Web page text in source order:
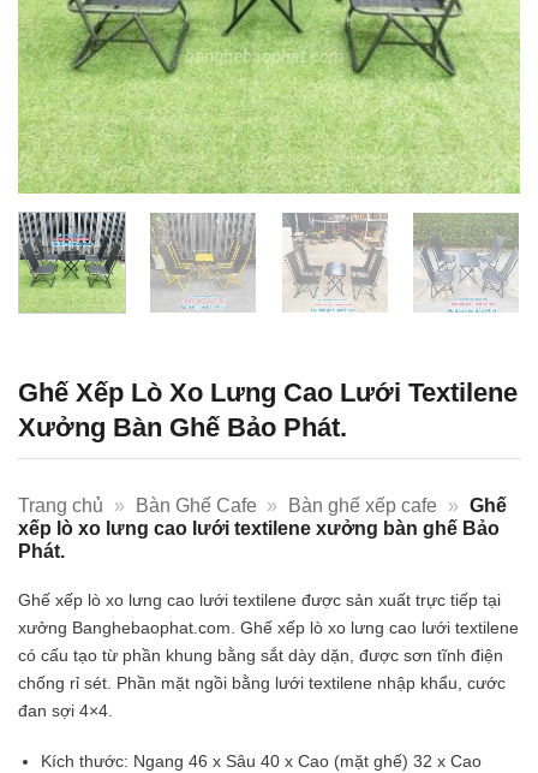
Ghế Xếp Lò Xo Lưng Cao Lưới Textilene
Xưởng Bàn Ghế Bảo Phát.
Trang chủ » Bàn Ghế Cafe » Bàn ghế xếp cafe » Ghế
xếp lò xo lưng cao lưới textilene xưởng bàn ghế Bảo
Phát.
Ghế xếp lò xo lưng cao lưới textilene được sản xuất trực tiếp tại
xưởng Banghebaophat.com. Ghế xếp lò xo lưng cao lưới textilene
có cấu tạo từ phần khung bằng sắt dày dặn, được sơn tĩnh điện
chống rỉ sét. Phần mặt ngồi bằng lưới textilene nhập khẩu, cước
đan sợi 4×4.
Kích thước: Ngang 46 x Sâu 40 x Cao (mặt ghế) 32 x Cao